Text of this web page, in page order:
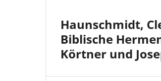
Haunschmidt,
Biblische
Körtner und